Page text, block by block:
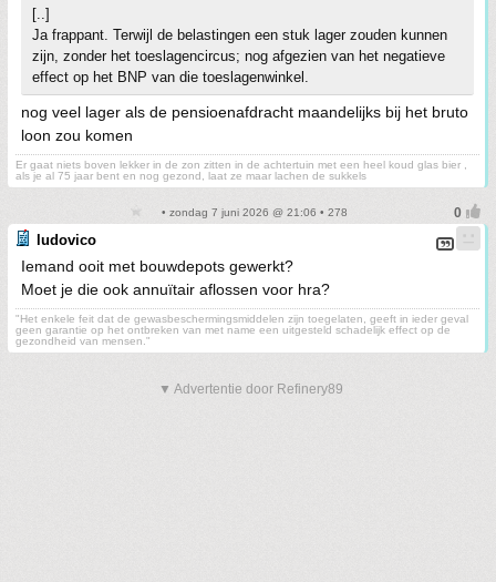
[..]
Ja frappant. Terwijl de belastingen een stuk lager zouden kunnen
zijn, zonder het toeslagencircus; nog afgezien van het negatieve
effect op het BNP van die toeslagenwinkel.
nog veel lager als de pensioenafdracht maandelijks bij het bruto
loon zou komen
Er gaat niets boven lekker in de zon zitten in de achtertuin met een heel koud glas bier ,
als je al 75 jaar bent en nog gezond, laat ze maar lachen de sukkels
• zondag 7 juni 2026 @ 21:06 • 278
ludovico
Iemand ooit met bouwdepots gewerkt?
Moet je die ook annuïtair aflossen voor hra?
"Het enkele feit dat de gewasbeschermingsmiddelen zijn toegelaten, geeft in ieder geval
geen garantie op het ontbreken van met name een uitgesteld schadelijk effect op de
gezondheid van mensen."
▼ Advertentie door Refinery89